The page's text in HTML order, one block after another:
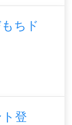
ちド
登